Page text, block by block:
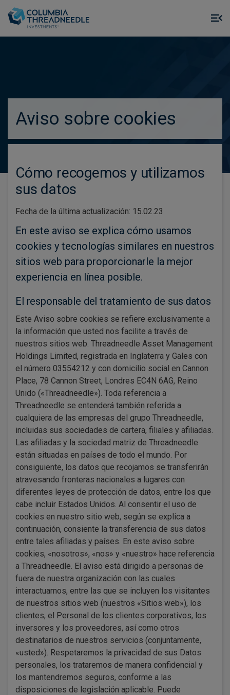
Aviso sobre cookies
Cómo recogemos y utilizamos
sus datos
Fecha de la última actualización: 15.02.23
En este aviso se explica cómo usamos
cookies y tecnologías similares en nuestros
sitios web para proporcionarle la mejor
experiencia en línea posible.
El responsable del tratamiento de sus datos
Este Aviso sobre cookies se refiere exclusivamente a
la información que usted nos facilite a través de
nuestros sitios web. Threadneedle Asset Management
Holdings Limited, registrada en Inglaterra y Gales con
el número 03554212 y con domicilio social en Cannon
Place, 78 Cannon Street, Londres EC4N 6AG, Reino
Unido («Threadneedle»). Toda referencia a
Threadneedle se entenderá también referida a
cualquiera de las empresas del grupo Threadneedle,
incluidas sus sociedades de cartera, filiales y afiliadas.
Las afiliadas y la sociedad matriz de Threadneedle
están situadas en países de todo el mundo. Por
consiguiente, los datos que recojamos se transferirán
atravesando fronteras nacionales a lugares con
diferentes leyes de protección de datos, entre los que
cabe incluir Estados Unidos. Al consentir el uso de
cookies en nuestro sitio web, según se explica a
continuación, consiente la transferencia de sus datos
entre tales afiliadas y países. En este aviso sobre
cookies, «nosotros», «nos» y «nuestro» hace referencia
a Threadneedle. El aviso está dirigido a personas de
fuera de nuestra organización con las cuales
interactuamos, entre las que se incluyen los visitantes
de nuestros sitios web (nuestros «Sitios web»), los
clientes, el Personal de los clientes corporativos, los
inversores y los proveedores, así como otros
destinatarios de nuestros servicios (conjuntamente,
«usted»). Respetaremos la privacidad de sus Datos
personales, los trataremos de manera confidencial y
los mantendremos seguros, conforme a las
disposiciones de legislación aplicable. Puede